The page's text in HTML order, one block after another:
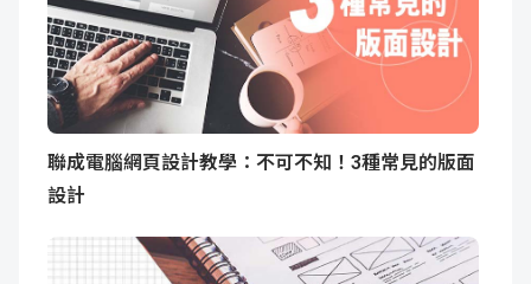
聯成電腦網頁設計教學：不可不知！3種常見的版面
設計